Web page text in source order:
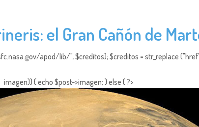
el Gran Cañón de
apod/lib/", $creditos); $creditos = str_replace
imagen)) { echo $post->imagen; } else { ?>